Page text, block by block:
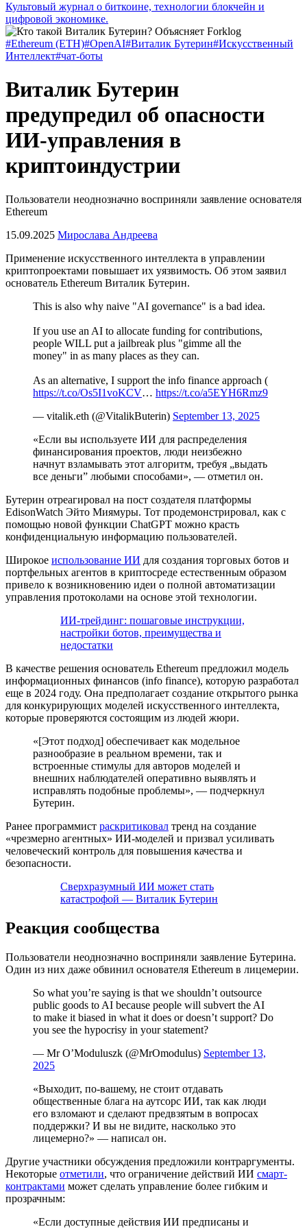
Культовый журнал о биткоине, технологии блокчейн и
цифровой экономике.
#Ethereum (ETH)#OpenAI#Виталик Бутерин#Искусственный
Интеллект#чат-боты
Виталик Бутерин
предупредил об опасности
ИИ-управления в
криптоиндустрии
Пользователи неоднозначно восприняли заявление основателя
Ethereum
15.09.2025 Мирослава Андреева
Применение искусственного интеллекта в управлении
криптопроектами повышает их уязвимость. Об этом заявил
основатель Ethereum Виталик Бутерин.
This is also why naive "AI governance" is a bad idea.
If you use an AI to allocate funding for contributions,
people WILL put a jailbreak plus "gimme all the
money" in as many places as they can.
As an alternative, I support the info finance approach (
https://t.co/Os5I1voKCV… https://t.co/a5EYH6Rmz9
— vitalik.eth (@VitalikButerin) September 13, 2025
«Если вы используете ИИ для распределения
финансирования проектов, люди неизбежно
начнут взламывать этот алгоритм, требуя „выдать
все деньги” любыми способами», — отметил он.
Бутерин отреагировал на пост создателя платформы
EdisonWatch Эйто Миямуры. Тот продемонстрировал, как с
помощью новой функции ChatGPT можно красть
конфиденциальную информацию пользователей.
Широкое использование ИИ для создания торговых ботов и
портфельных агентов в криптосреде естественным образом
привело к возникновению идеи о полной автоматизации
управления протоколами на основе этой технологии.
ИИ-трейдинг: пошаговые инструкции,
настройки ботов, преимущества и
недостатки
В качестве решения основатель Ethereum предложил модель
информационных финансов (info finance), которую разработал
еще в 2024 году. Она предполагает создание открытого рынка
для конкурирующих моделей искусственного интеллекта,
которые проверяются состоящим из людей жюри.
«[Этот подход] обеспечивает как модельное
разнообразие в реальном времени, так и
встроенные стимулы для авторов моделей и
внешних наблюдателей оперативно выявлять и
исправлять подобные проблемы», — подчеркнул
Бутерин.
Ранее программист раскритиковал тренд на создание
«чрезмерно агентных» ИИ-моделей и призвал усиливать
человеческий контроль для повышения качества и
безопасности.
Сверхразумный ИИ может стать
катастрофой — Виталик Бутерин
Реакция сообщества
Пользователи неоднозначно восприняли заявление Бутерина.
Один из них даже обвинил основателя Ethereum в лицемерии.
So what you’re saying is that we shouldn’t outsource
public goods to AI because people will subvert the AI
to make it biased in what it does or doesn’t support? Do
you see the hypocrisy in your statement?
— Mr O’Moduluszk (@MrOmodulus) September 13,
2025
«Выходит, по-вашему, не стоит отдавать
общественные блага на аутсорс ИИ, так как люди
его взломают и сделают предвзятым в вопросах
поддержки? И вы не видите, насколько это
лицемерно?» — написал он.
Другие участники обсуждения предложили контраргументы.
Некоторые отметили, что ограничение действий ИИ смарт-
контрактами может сделать управление более гибким и
прозрачным:
«Если доступные действия ИИ предписаны и